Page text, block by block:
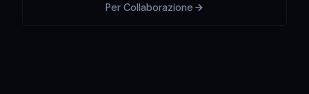
Per Collaborazione